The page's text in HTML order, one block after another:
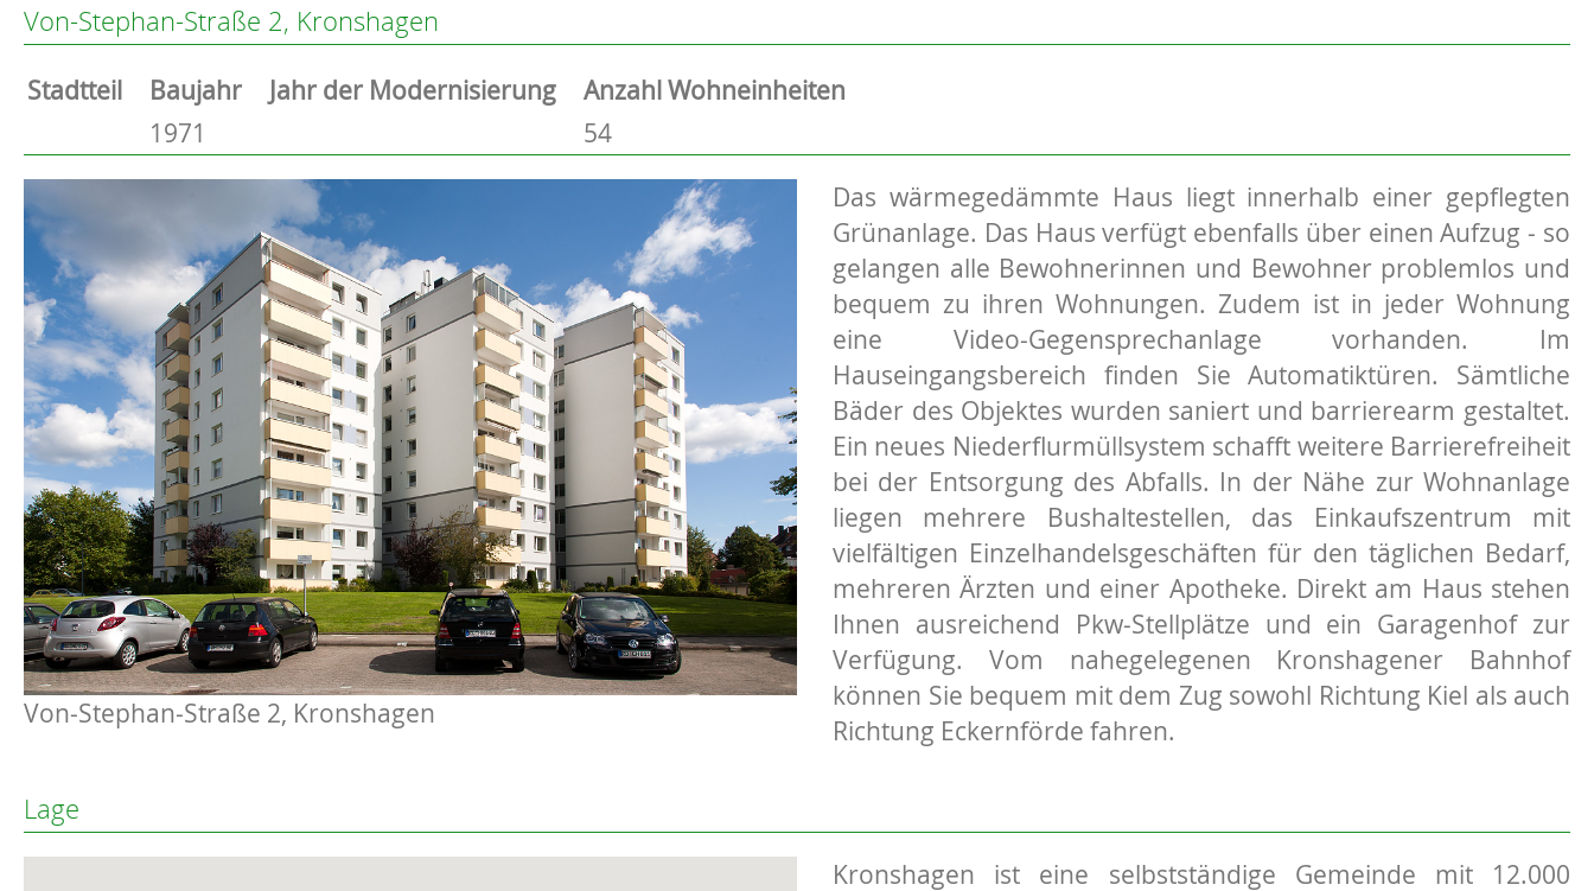
Heikendorf
Kronshagen
Kiel
Schwentinental
Preetz
Elmshorn
Von-Stephan-Straße 2, Kronshagen
Stammdaten
Basisdaten zur Immobilie
Stadtteil Baujahr Jahr der Modernisierung
Anzahl Wohneinheiten
1971
54
Von-Stephan-Straße 2, Kronshagen
Beschreibung
Das wärmegedämmte Haus liegt innerhalb einer gepflegten
Grünanlage. Das Haus verfügt ebenfalls über einen Aufzug - so
gelangen alle Bewohnerinnen und Bewohner problemlos und
bequem zu ihren Wohnungen. Zudem ist in jeder Wohnung
eine Video-Gegensprechanlage vorhanden. Im
Hauseingangsbereich finden Sie Automatiktüren. Sämtliche
Bäder des Objektes wurden saniert und barrierearm gestaltet.
Ein neues Niederflurmüllsystem schafft weitere Barrierefreiheit
bei der Entsorgung des Abfalls. In der Nähe zur Wohnanlage
liegen mehrere Bushaltestellen, das Einkaufszentrum mit
vielfältigen Einzelhandelsgeschäften für den täglichen Bedarf,
mehreren Ärzten und einer Apotheke. Direkt am Haus stehen
Ihnen ausreichend Pkw-Stellplätze und ein Garagenhof zur
Verfügung. Vom nahegelegenen Kronshagener Bahnhof
können Sie bequem mit dem Zug sowohl Richtung Kiel als auch
Richtung Eckernförde fahren.
Lage
Kronshagen ist eine selbstständige Gemeinde mit 12.000